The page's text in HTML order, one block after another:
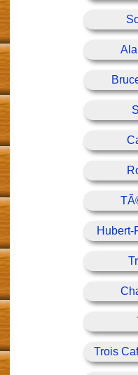
Trois